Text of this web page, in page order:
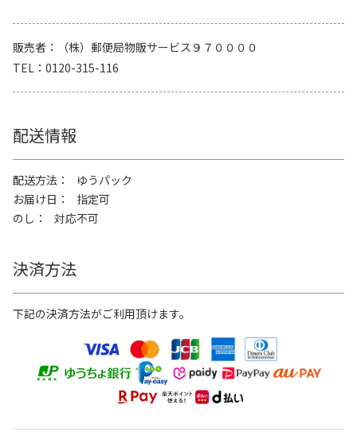
販売者
（株）郵便局物販サービス９７００００
TEL
0120-315-116
配送情報
配送方法
ゆうパック
お届け日
指定可
のし
対応不可
決済方法
下記の決済方法がご利用頂けます。